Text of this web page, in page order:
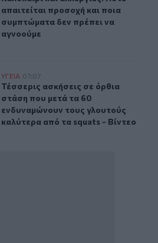
απαιτείται προσοχή και ποια
συμπτώματα δεν πρέπει να
αγνοούμε
σε όρθια στάση που μετά τα 60
ΥΓΕΙΑ 07:07
Τέσσερις ασκήσεις σε όρθια
Τέσσερις ασκήσεις σε όρθια
στάση που μετά τα 60
ενδυναμώνουν τους γλουτούς
καλύτερα από τα squats - Βίντεο